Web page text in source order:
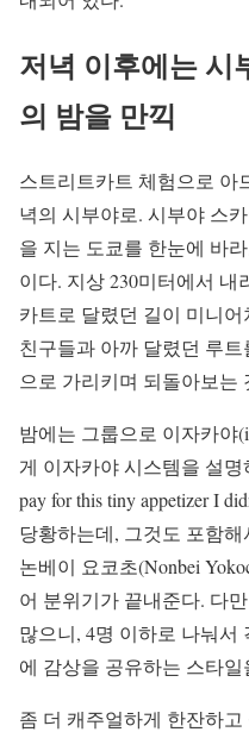
저녁 이후에는 시
의 밤을 만끽
스트리트카트 체험으로 아
녁의 시부야로. 시부야 스
을 지는 도쿄를 한눈에 바
이다. 지상 230미터에서 내
카트로 달렸던 길이 미니
친구들과 아까 달렸던 루
으로 가리키며 되돌아보는
밤에는 그룹으로 이자카야
게 이자카야 시스템을 설명
pay for this tiny appetizer I
당황하는데, 그것도 포함
논베이 요코초(Nonbei
어 분위기가 끝내준다. 다
많으니, 4명 이하로 나눠서
에 감상을 공유하는 스타일
좀 더 캐주얼하게 한잔하고